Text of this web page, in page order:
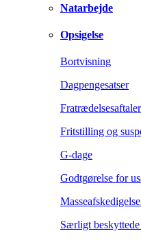
Natarbejde
Opsigelse
Bortvisning
Dagpengesatser
Fratrædelsesaftaler
Fritstilling og
G-dage
Godtgørelse for
Særligt